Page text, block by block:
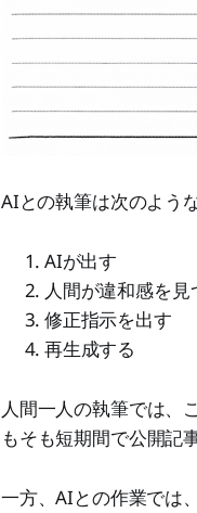
AIとの執筆は次のよう
AIが出す
人間が違和感を見
修正指示を出す
再生成する
人間一人の執筆では、
もそも短期間で公開記
一方、AIとの作業では